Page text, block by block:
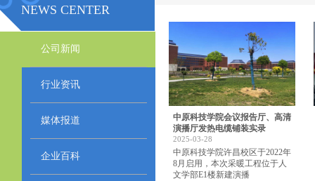
NEWS CENTER
中原科技学院会议报告厅、高清
演播厅发热电缆铺装实录
2025-03-28
中原科技学院许昌校区于2022年
8月启用，本次采暖工程位于人
文学部E1楼新建演播
公司新闻
行业资讯
媒体报道
企业百科